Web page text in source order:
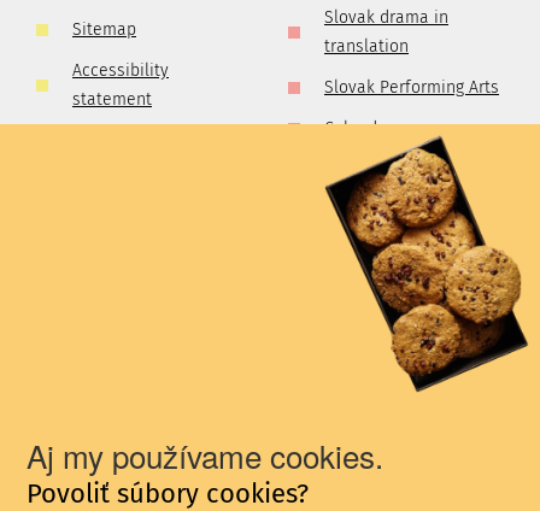
Aj my používame cookies.
Povoliť súbory cookies?
Sitemap
Accessibility
statement
Slovak drama in
translation
Slovak Performing Arts
Calendar
Dictionary of Theatre
Critics and Publicists
Golden Collection of
Slovak Professional
Theatre
Theatre Walks
The Presence of the
Newsletter for all theatre professionals!
Prinášame vám newsletter, ktorého obsah sa orientuje na
informovanie o divadelnom dianí na Slovensku i v